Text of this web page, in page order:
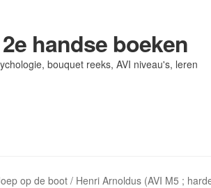
handse boeken
bouquet reeks, AVI niveau's, leren
op de boot / Henri Arnoldus (AVI M5 ;